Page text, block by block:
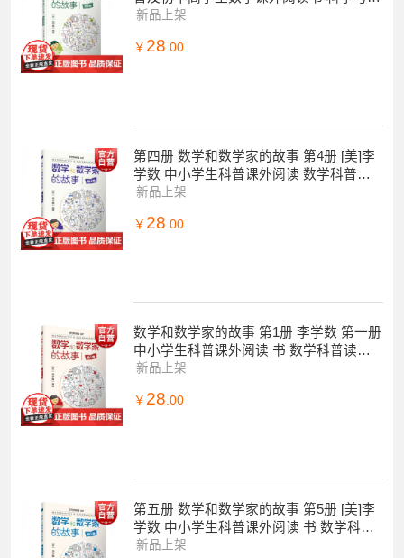
然 数学科普读物 正版书籍 上海科
新品上架
￥ 28.00
第四册 数学和数学家的故事 第4册 [美]李
学数 中小学生科普课外阅读 数学科普读
物 科普综合 自然科学 上海科学技术出
新品上架
￥ 28 .00
数学和数学家的故事 第1册 李学数 第一册
中小学生科普课外阅读 书 数学科普读物
科普综合 自然科学 上海科技 世纪出
新品上架
￥ 28.00
第五册 数学和数学家的故事 第5册 [美]李
学数 中小学生科普课外阅读 书 数学科普
读物 科普综合 自然科学 上海科技
新品上架